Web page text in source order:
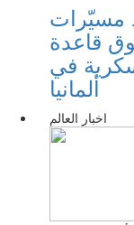
مسيّرات
قاعدة
في
ألمانيا
اخبار العالم